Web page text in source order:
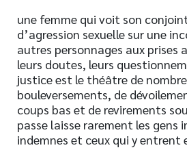
une femme qui voit son
d’agression sexuelle sur une
autres personnages aux prises
leurs doutes, leurs
justice est le théâtre de
bouleversements, de
coups bas et de revirements
passe laisse rarement les gens
indemnes et ceux qui y entrent